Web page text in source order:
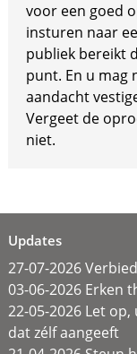
voor een goed
insturen naar
publiek bereikt
punt. En u mag
aandacht
Vergeet de
niet.
Updates
27-07-2026
03-06-2026 Erken
22-05-2026 Let
dat zélf aangeeft